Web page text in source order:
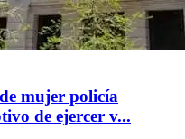
mujer policía
de ejercer v...